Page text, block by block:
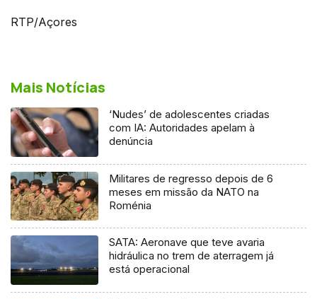
RTP/Açores
Mais Notícias
‘Nudes’ de adolescentes criadas
com IA: Autoridades apelam à
denúncia
Militares de regresso depois de 6
meses em missão da NATO na
Roménia
SATA: Aeronave que teve avaria
hidráulica no trem de aterragem já
está operacional